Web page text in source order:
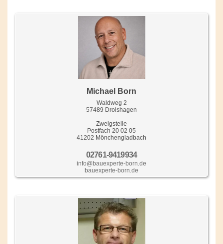
Michael Born
Waldweg 2
57489 Drolshagen
Zweigstelle
Postfach 20 02 05
41202 Mönchengladbach
02761-9419934
info@bauexperte-born.de
bauexperte-born.de